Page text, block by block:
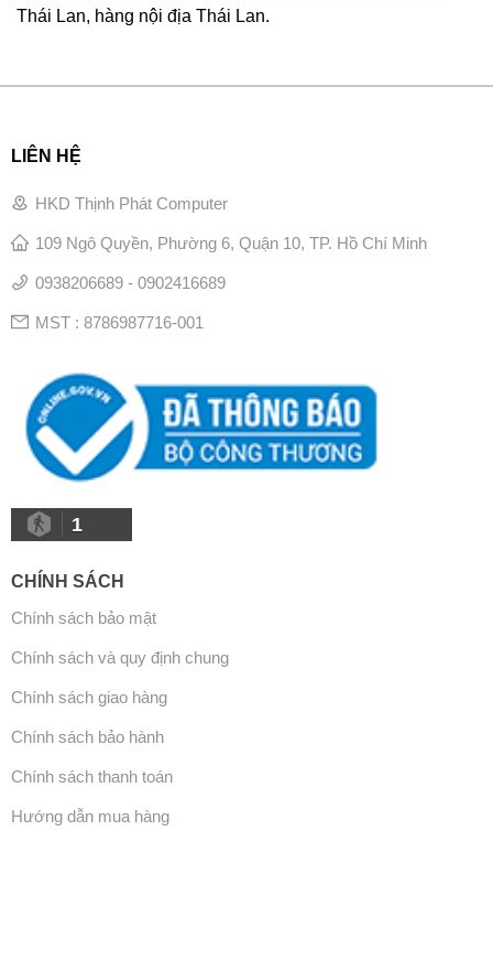
Thái Lan, hàng nội địa Thái Lan.
LIÊN HỆ
HKD Thịnh Phát Computer
109 Ngô Quyền, Phường 6, Quận 10, TP. Hồ Chí Minh
0938206689 - 0902416689
MST : 8786987716-001
1
CHÍNH SÁCH
Chính sách bảo mật
Chính sách và quy định chung
Chính sách giao hàng
Chính sách bảo hành
Chính sách thanh toán
Hướng dẫn mua hàng